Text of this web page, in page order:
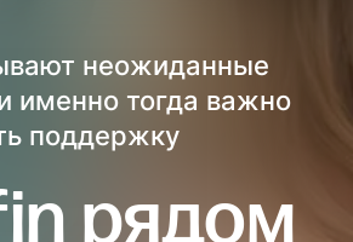
неожиданные
именно тогда важно
поддержку
рядом